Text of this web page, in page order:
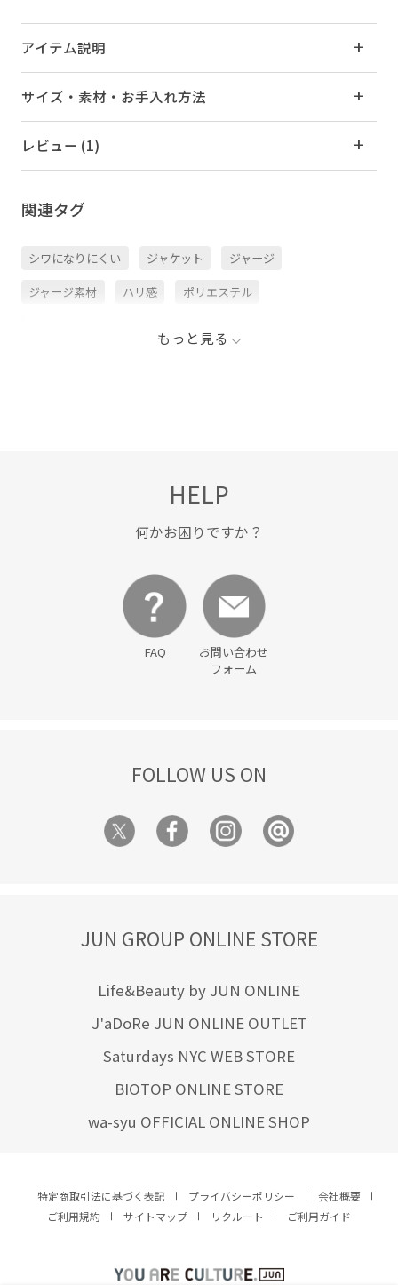
アイテム説明
サイズ・素材・お手入れ方法
レビュー (1)
関連タグ
シワになりにくい ジャケット ジャージ
ジャージ素材 ハリ感 ポリエステル
もっと見る
HELP
何かお困りですか？
FAQ
お問い合わせ
フォーム
FOLLOW US ON
JUN GROUP ONLINE STORE
Life&Beauty by JUN ONLINE
J'aDoRe JUN ONLINE OUTLET
Saturdays NYC WEB STORE
BIOTOP ONLINE STORE
wa-syu OFFICIAL ONLINE SHOP
特定商取引法に基づく表記 プライバシーポリシー
会社概要
ご利用規約
サイトマップ リクルート ご利用ガイド